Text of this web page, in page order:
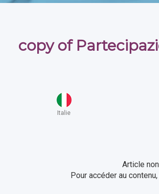
copy of
Italie
Article
Pour accéder au